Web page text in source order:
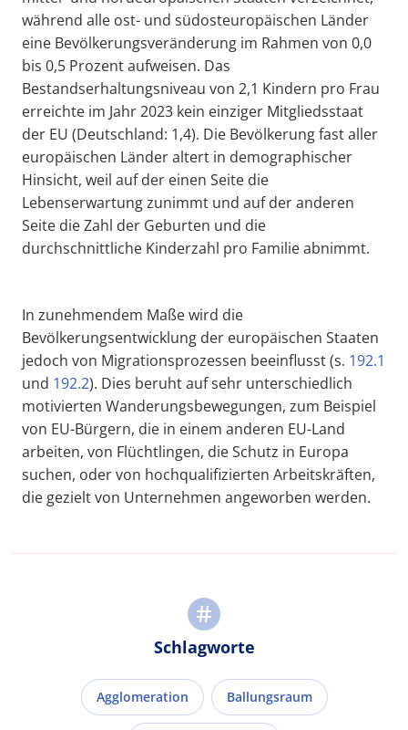
während alle ost- und südosteuropäischen Länder
eine Bevölkerungsveränderung im Rahmen von 0,0
bis 0,5 Prozent aufweisen. Das
Bestandserhaltungsniveau von 2,1 Kindern pro Frau
erreichte im Jahr 2023 kein einziger Mitgliedsstaat
der EU (Deutschland: 1,4). Die Bevölkerung fast aller
europäischen Länder altert in demographischer
Hinsicht, weil auf der einen Seite die
Lebenserwartung zunimmt und auf der anderen
Seite die Zahl der Geburten und die
durchschnittliche Kinderzahl pro Familie abnimmt.
In zunehmendem Maße wird die
Bevölkerungsentwicklung der europäischen Staaten
jedoch von Migrationsprozessen beeinflusst (s. 192.1
und 192.2). Dies beruht auf sehr unterschiedlich
motivierten Wanderungsbewegungen, zum Beispiel
von EU-Bürgern, die in einem anderen EU-Land
arbeiten, von Flüchtlingen, die Schutz in Europa
suchen, oder von hochqualifizierten Arbeitskräften,
die gezielt von Unternehmen angeworben werden.
Schlagworte
Agglomeration Ballungsraum